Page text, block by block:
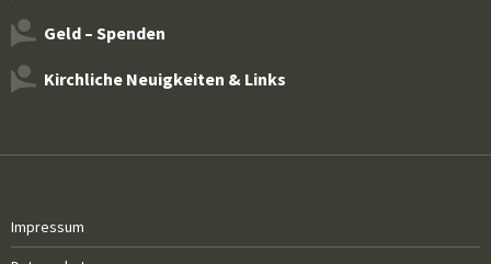
Geld – Spenden
Kirchliche Neuigkeiten & Links
Impressum